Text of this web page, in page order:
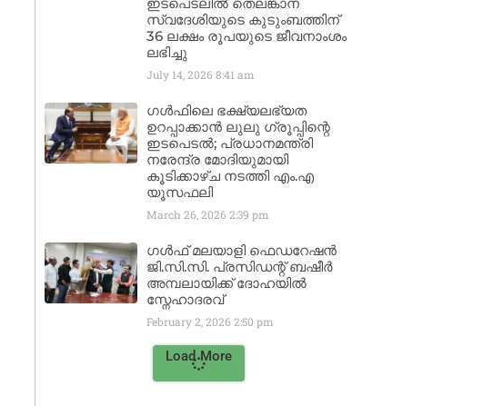
സ്വദേശിയുടെ കുടുംബത്തിന്
36 ലക്ഷം രൂപയുടെ ജീവനാംശം
ലഭിച്ചു
July 14, 2026 8:41 am
ഗൾഫിലെ ഭക്ഷ്യലഭ്യത
ഉറപ്പാക്കാൻ ലുലു ഗ്രൂപ്പിന്റെ
ഇടപെടൽ; പ്രധാനമന്ത്രി
നരേന്ദ്ര മോദിയുമായി
കൂടിക്കാഴ്ച നടത്തി എം.എ
യൂസഫലി
March 26, 2026 2:39 pm
ഗൾഫ് മലയാളി ഫെഡറേഷൻ
ജി.സി.സി. പ്രസിഡന്റ് ബഷീർ
അമ്പലായിക്ക് ദോഹയിൽ
സ്നേഹാദരവ്
February 2, 2026 2:50 pm
Load More